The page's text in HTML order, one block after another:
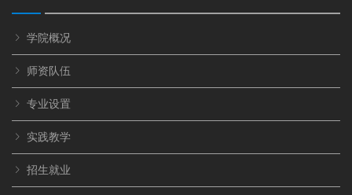
学院概况
师资队伍
专业设置
实践教学
招生就业